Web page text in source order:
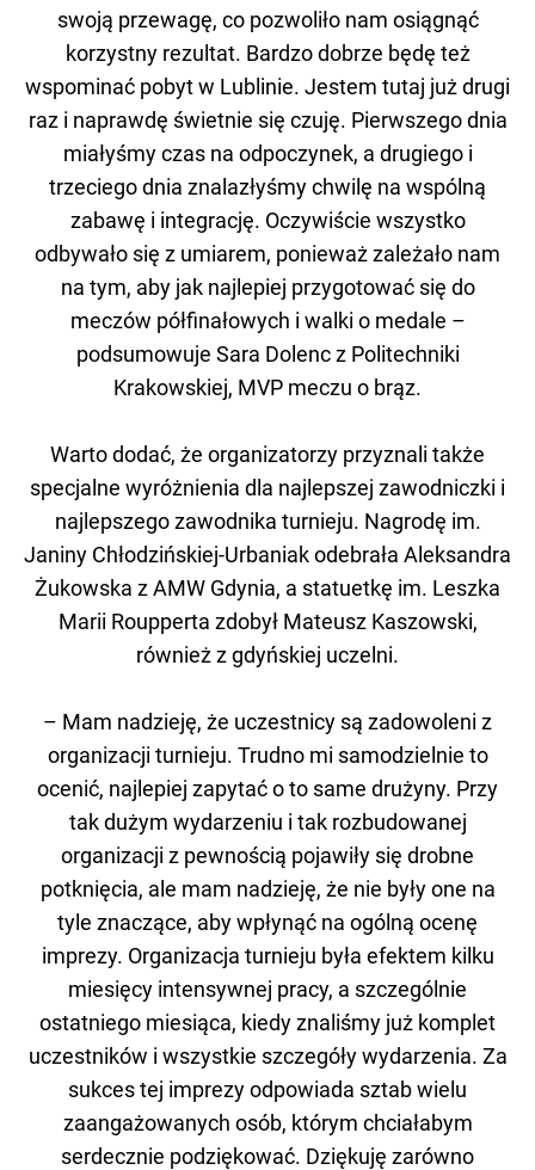
swoją przewagę, co pozwoliło nam osiągnąć
korzystny rezultat. Bardzo dobrze będę też
wspominać pobyt w Lublinie. Jestem tutaj już drugi
raz i naprawdę świetnie się czuję. Pierwszego dnia
miałyśmy czas na odpoczynek, a drugiego i
trzeciego dnia znalazłyśmy chwilę na wspólną
zabawę i integrację. Oczywiście wszystko
odbywało się z umiarem, ponieważ zależało nam
na tym, aby jak najlepiej przygotować się do
meczów półfinałowych i walki o medale –
podsumowuje Sara Dolenc z Politechniki
Krakowskiej, MVP meczu o brąz.
Warto dodać, że organizatorzy przyznali także
specjalne wyróżnienia dla najlepszej zawodniczki i
najlepszego zawodnika turnieju. Nagrodę im.
Janiny Chłodzińskiej-Urbaniak odebrała Aleksandra
Żukowska z AMW Gdynia, a statuetkę im. Leszka
Marii Roupperta zdobył Mateusz Kaszowski,
również z gdyńskiej uczelni.
– Mam nadzieję, że uczestnicy są zadowoleni z
organizacji turnieju. Trudno mi samodzielnie to
ocenić, najlepiej zapytać o to same drużyny. Przy
tak dużym wydarzeniu i tak rozbudowanej
organizacji z pewnością pojawiły się drobne
potknięcia, ale mam nadzieję, że nie były one na
tyle znaczące, aby wpłynąć na ogólną ocenę
imprezy. Organizacja turnieju była efektem kilku
miesięcy intensywnej pracy, a szczególnie
ostatniego miesiąca, kiedy znaliśmy już komplet
uczestników i wszystkie szczegóły wydarzenia. Za
sukces tej imprezy odpowiada sztab wielu
zaangażowanych osób, którym chciałabym
serdecznie podziękować. Dziękuję zarówno